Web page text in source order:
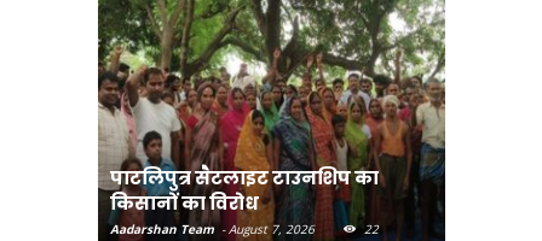
पाटलिपुत्र सैटलाइट टाउनशिप का
किसानों का विरोध
Aadarshan Team - August 7, 2026
22